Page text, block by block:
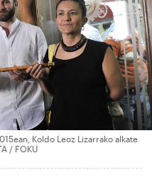
Koldo Leoz Lizarrako alkate
/ FOKU